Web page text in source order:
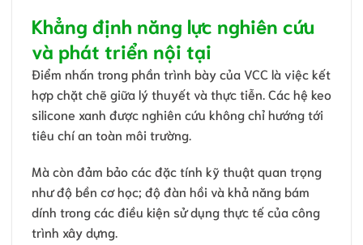
Khẳng định năng lực nghiên cứu
và phát triển nội tại
Điểm nhấn trong phần trình bày của VCC là việc kết
hợp chặt chẽ giữa lý thuyết và thực tiễn. Các hệ keo
silicone xanh được nghiên cứu không chỉ hướng tới
tiêu chí an toàn môi trường.
Mà còn đảm bảo các đặc tính kỹ thuật quan trọng
như độ bền cơ học; độ đàn hồi và khả năng bám
dính trong các điều kiện sử dụng thực tế của công
trình xây dựng.